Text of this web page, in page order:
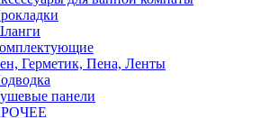
Герметик, Пена, Ленты
панели